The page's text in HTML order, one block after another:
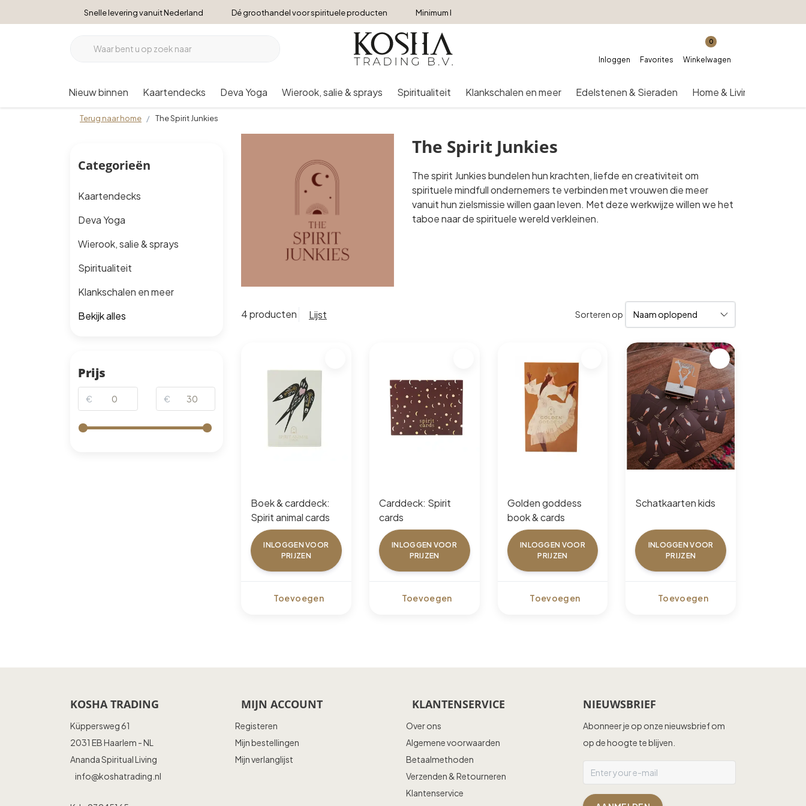
Snelle levering vanuit Nederland Dé groothandel voor spirituele producten Minimum bestelbedrag €250
Inloggen Favorites
0
Winkelwagen
Nieuw binnen Kaartendecks Deva Yoga Wierook, salie & sprays Spiritualiteit Klankschalen en meer Edelstenen & Sieraden Home & Living
Terug naar home The Spirit Junkies
The Spirit Junkies
The spirit Junkies bundelen hun krachten, liefde en creativiteit om
spirituele mindfull ondernemers te verbinden met vrouwen die meer
vanuit hun zielsmissie willen gaan leven. Met deze werkwijze willen we het
taboe naar de spirituele wereld verkleinen.
4 producten Lijst Sorteren op
Boek & carddeck:
Spirit animal cards
INLOGGEN VOOR
PRIJZEN
Toevoegen
Carddeck: Spirit
cards
INLOGGEN VOOR
PRIJZEN
Toevoegen
Golden goddess
book & cards
INLOGGEN VOOR
PRIJZEN
Toevoegen
Schatkaarten kids
INLOGGEN VOOR
PRIJZEN
Toevoegen
Categorieën
Kaartendecks
Deva Yoga
Wierook, salie & sprays
Spiritualiteit
Klankschalen en meer
Bekijk alles
Prijs
€ €
KOSHA TRADING
Küppersweg 61
2031 EB Haarlem - NL
Ananda Spiritual Living
info@koshatrading.nl
MIJN ACCOUNT
Registeren
Mijn bestellingen
Mijn verlanglijst
KLANTENSERVICE
Over ons
Algemene voorwaarden
Betaalmethoden
Verzenden & Retourneren
Klantenservice
NIEUWSBRIEF
Abonneer je op onze nieuwsbrief om
op de hoogte te blijven.